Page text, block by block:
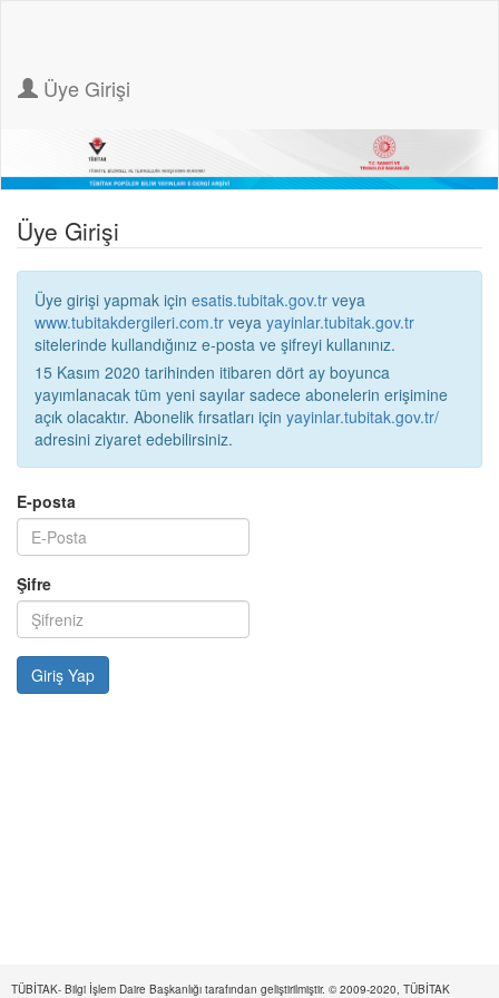
Üye Girişi
Üye Girişi
Üye girişi yapmak için esatis.tubitak.gov.tr veya
www.tubitakdergileri.com.tr veya yayinlar.tubitak.gov.tr
sitelerinde kullandığınız e-posta ve şifreyi kullanınız.
15 Kasım 2020 tarihinden itibaren dört ay boyunca
yayımlanacak tüm yeni sayılar sadece abonelerin erişimine
açık olacaktır. Abonelik fırsatları için yayinlar.tubitak.gov.tr/
adresini ziyaret edebilirsiniz.
E-posta
Şifre
TÜBİTAK- Bilgi İşlem Daire Başkanlığı tarafından geliştirilmiştir. © 2009-2020, TÜBİTAK